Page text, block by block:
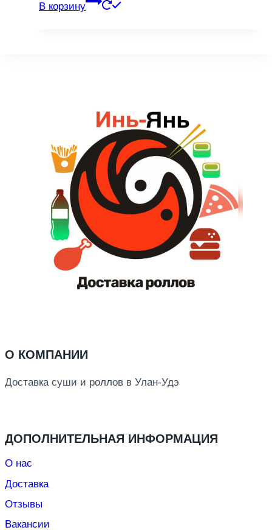
В корзину
О КОМПАНИИ
Доставка суши и роллов в Улан-Удэ
ДОПОЛНИТЕЛЬНАЯ ИНФОРМАЦИЯ
О нас
Доставка
Отзывы
Вакансии